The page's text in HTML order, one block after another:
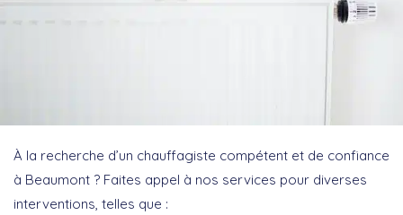
À la recherche d’un chauffagiste compétent et de confiance
à Beaumont ? Faites appel à nos services pour diverses
interventions, telles que :